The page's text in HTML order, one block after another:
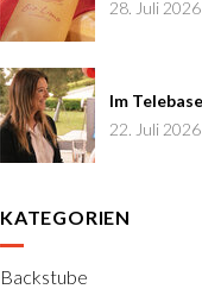
28. Juli 2026
22. Juli 2026
KATEGORIEN
Backstube